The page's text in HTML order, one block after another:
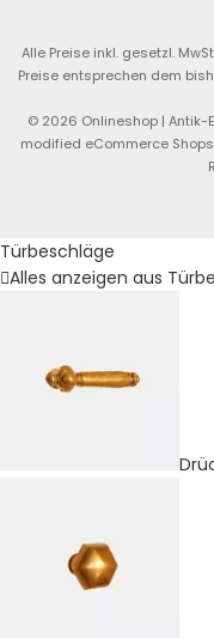
Alle Preise inkl. gesetzl.
Preise entsprechen dem
© 2026 Onlineshop | Antik-
modified eCommerce
Türbeschläge
Alles anzeigen aus